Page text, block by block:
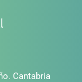
Cantabria